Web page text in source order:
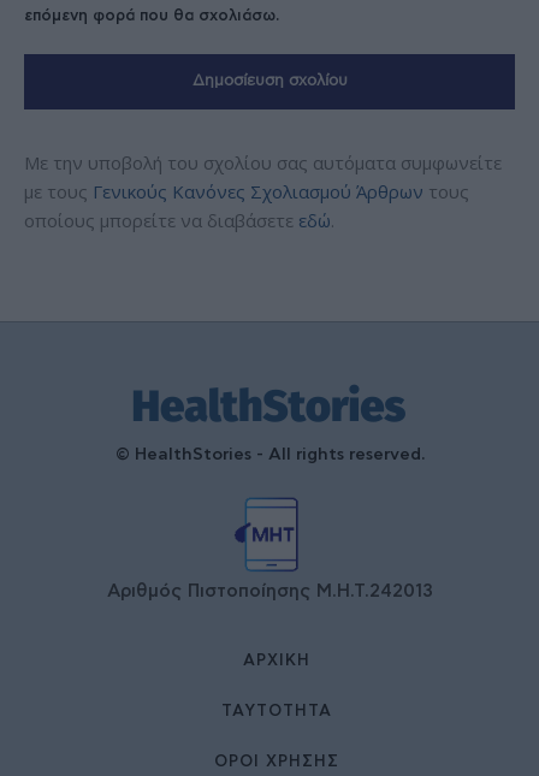
επόμενη φορά που θα σχολιάσω.
Με την υποβολή του σχολίου σας αυτόματα συμφωνείτε
με τους Γενικούς Κανόνες Σχολιασμού Άρθρων τους
οποίους μπορείτε να διαβάσετε εδώ.
© HealthStories - All rights reserved.
Αριθμός Πιστοποίησης Μ.Η.Τ.242013
ΑΡΧΙΚΉ
ΤΑΥΤΌΤΗΤΑ
ΌΡΟΙ ΧΡΉΣΗΣ